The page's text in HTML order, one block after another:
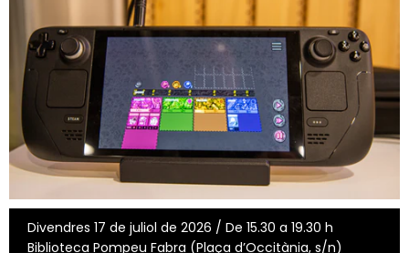
Divendres 17 de juliol de 2026 / De 15.30 a 19.30 h
Biblioteca Pompeu Fabra (Plaça d’Occitània, s/n)